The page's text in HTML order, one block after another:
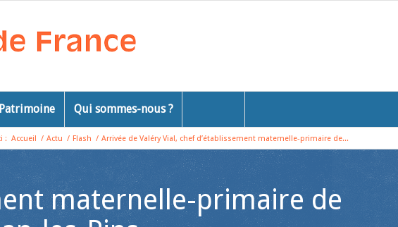
Patrimoine Qui sommes-nous ?
: Accueil / Actu / Flash / Arrivée de Valéry Vial, chef d’établissement maternelle-primaire de...
maternelle-primaire de